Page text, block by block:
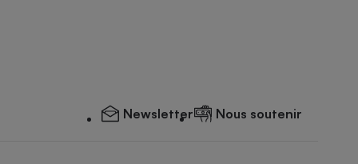
Newsletter Nous soutenir